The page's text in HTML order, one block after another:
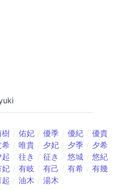
樹 佑妃 優季 優紀
優貴
希 唯貴 夕妃 夕季
夕希
起 往き 征き 悠城
悠紀
妃 有岐 有己 有希
有幾
起 油木 湯木